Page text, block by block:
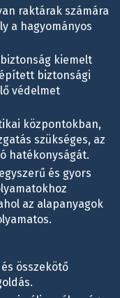
raktárak számára
a hagyományos
kiemelt
biztonsági
védelmet
központokban,
szükséges, az
hatékonyságát.
és gyors
az alapanyagok
összekötő